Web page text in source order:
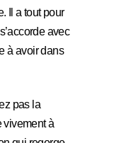
Il a tout pour
avec
à avoir dans
pas la
vivement à